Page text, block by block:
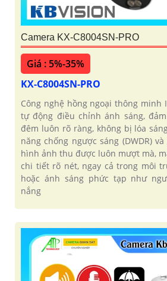
Camera KX-C8004SN-PRO
Giá : 5%-35%
KX-C8004SN-PRO
Công nghệ hồng ngoại thông minh
tự động điều chỉnh ánh sáng,
đêm luôn rõ ràng, không bị lóa
năng chống ngược sáng (DWDR)
hình ảnh thu được luôn mượt mà,
chi tiết rõ nét, ngay cả trong môi
hoặc ánh sáng phức tạp như
nắng